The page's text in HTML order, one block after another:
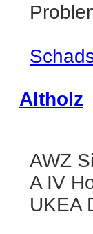
Altholz
AWZ
A IV
UKEA